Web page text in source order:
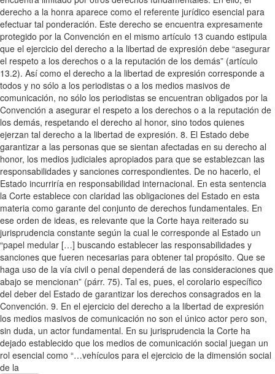
derecho a la honra aparece como el referente jurídico esencial para
efectuar tal ponderación. Este derecho se encuentra expresamente
protegido por la Convención en el mismo artículo 13 cuando estipula
que el ejercicio del derecho a la libertad de expresión debe “asegurar
el respeto a los derechos o a la reputación de los demás” (artículo
13.2). Así como el derecho a la libertad de expresión corresponde a
todos y no sólo a los periodistas o a los medios masivos de
comunicación, no sólo los periodistas se encuentran obligados por la
Convención a asegurar el respeto a los derechos o a la reputación de
los demás, respetando el derecho al honor, sino todos quienes
ejerzan tal derecho a la libertad de expresión. 8. El Estado debe
garantizar a las personas que se sientan afectadas en su derecho al
honor, los medios judiciales apropiados para que se establezcan las
responsabilidades y sanciones correspondientes. De no hacerlo, el
Estado incurriría en responsabilidad internacional. En esta sentencia
la Corte establece con claridad las obligaciones del Estado en esta
materia como garante del conjunto de derechos fundamentales. En
ese orden de ideas, es relevante que la Corte haya reiterado su
jurisprudencia constante según la cual le corresponde al Estado un
“papel medular […] buscando establecer las responsabilidades y
sanciones que fueren necesarias para obtener tal propósito. Que se
haga uso de la vía civil o penal dependerá de las consideraciones que
abajo se mencionan” (párr. 75). Tal es, pues, el corolario específico
del deber del Estado de garantizar los derechos consagrados en la
Convención. 9. En el ejercicio del derecho a la libertad de expresión
los medios masivos de comunicación no son el único actor pero son,
sin duda, un actor fundamental. En su jurisprudencia la Corte ha
dejado establecido que los medios de comunicación social juegan un
rol esencial como “…vehículos para el ejercicio de la dimensión social
de la